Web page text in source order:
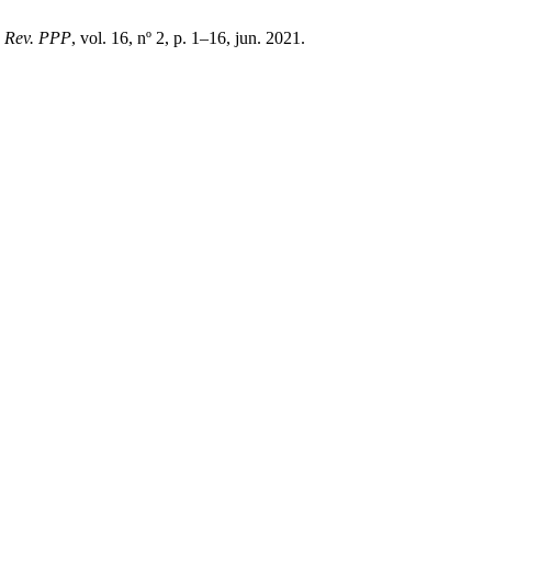
Rev. PPP, vol. 16, nº 2, p. 1–16, jun. 2021.